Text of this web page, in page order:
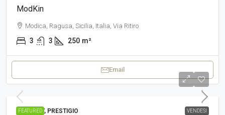
ModKin
Modica, Ragusa, Sicilia, Italia, Via Ritiro
3 3 250 m²
Email
FEATURED VENDESI
COUNTRY, PRESTIGIO